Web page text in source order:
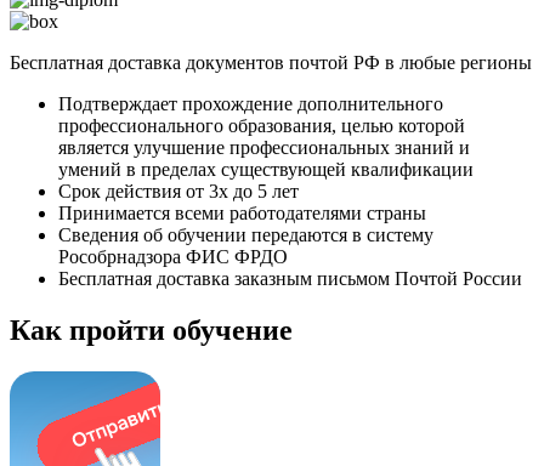
Бесплатная доставка документов почтой РФ в любые регионы
Подтверждает прохождение дополнительного
профессионального образования, целью которой
является улучшение профессиональных знаний и
умений в пределах существующей квалификации
Срок действия от 3х до 5 лет
Принимается всеми работодателями страны
Сведения об обучении передаются в систему
Рособрнадзора ФИС ФРДО
Бесплатная доставка заказным письмом Почтой России
Как пройти обучение